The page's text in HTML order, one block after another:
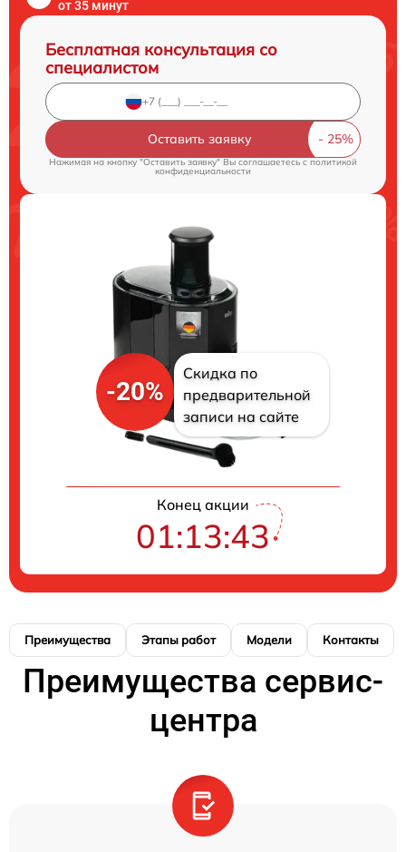
от 35 минут
Бесплатная консультация со
специалистом
Оставить заявку
Нажимая на кнопку "Оставить заявку" Вы соглашаетесь cполитикой
конфиденциальности
-20%
Скидка по
предварительной
записи на сайте
Конец акции
01:13:42
Преимущества Этапы работ Модели Контакты
Преимущества сервис-
центра